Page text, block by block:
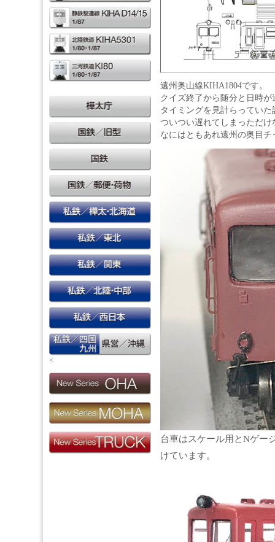
遠州奥山線KIHA1804です。
クイズ終了から随分と日時
タイミングを見計らってい
ついつい遅れてしまっただけ
なにはともあれ遠州の奥目
台車はスケール用とNゲー
けています。
<